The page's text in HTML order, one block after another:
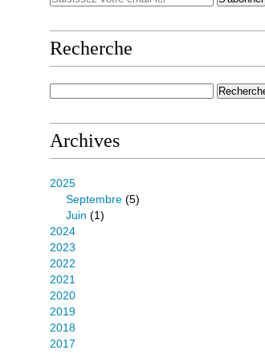
Recherche
Archives
2025
Septembre (5)
Juin (1)
2024
2023
2022
2021
2020
2019
2018
2017